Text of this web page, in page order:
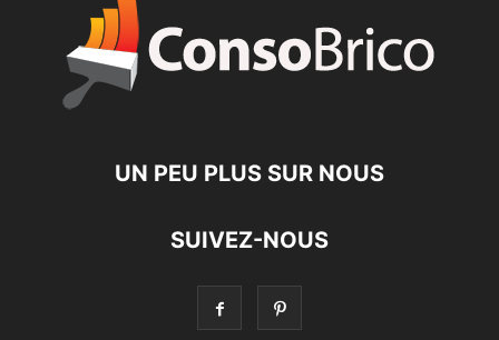
UN PEU PLUS SUR NOUS
SUIVEZ-NOUS